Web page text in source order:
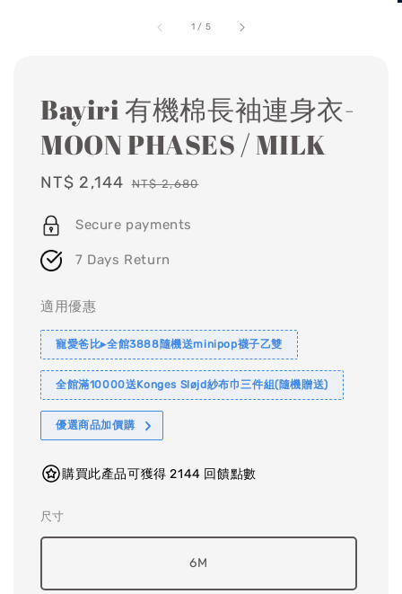
1 / 5
Bayiri 有機棉長袖連身衣-
MOON PHASES / MILK
Sale
NT$ 2,144 Regular
NT$ 2,680
Secure payments
7 Days Return
適用優惠
寵愛爸比▸全館3888隨機送minipop襪子乙雙
全館滿10000送Konges Sløjd紗布巾三件組(隨機贈送)
優選商品加價購
購買此產品可獲得 2144 回饋點數
尺寸
6M